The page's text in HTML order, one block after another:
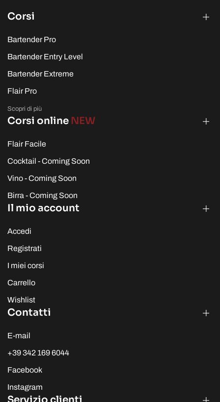
Corsi
Bartender Pro
Bartender Entry Level
Bartender Extreme
Flair Pro
Scopri di più
Corsi online NEW
Flair Facile
Cocktail - Coming Soon
Vino - Coming Soon
Birra - Coming Soon
Il mio account
Accedi
Registrati
I miei corsi
Carrello
Wishlist
Contatti
E-mail
+39 342 169 6044
Facebook
Instagram